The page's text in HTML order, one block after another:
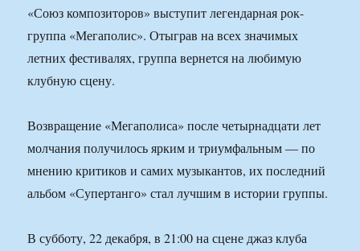
«Союз композиторов» выступит легендарная рок-
группа «Мегаполис». Отыграв на всех значимых
летних фестивалях, группа вернется на любимую
клубную сцену.
Возвращение «Мегаполиса» после четырнадцати лет
молчания получилось ярким и триумфальным — по
мнению критиков и самих музыкантов, их последний
альбом «Супертанго» стал лучшим в истории группы.
В субботу, 22 декабря, в 21:00 на сцене джаз клуба